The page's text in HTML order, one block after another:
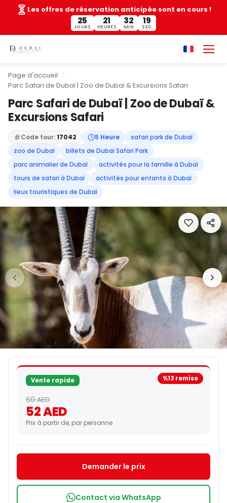
Les offres de réservation anticipée sont en cours !
25
JOURS
21
HEURES
32
MIN
19
SEC
Page d'accueil
Parc Safari de Dubaï | Zoo de Dubaï & Excursions Safari
Parc Safari de Dubaï | Zoo de Dubaï &
Excursions Safari
Code tour:17042 5 Heure
safari park de Dubaï
zoo de Dubaï
billets de Dubai Safari Park
parc animalier de Dubaï
activités pour la famille à Dubaï
tours de safari à Dubaï
activités pour enfants à Dubaï
lieux touristiques de Dubaï
%13 remise
Vente rapide
60 AED
52 AED
Prix à partir de, par personne
Demander le prix
Contact via WhatsApp